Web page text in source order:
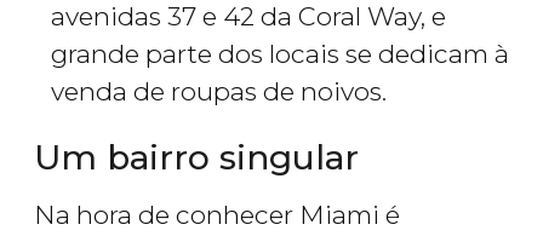
avenidas 37 e 42 da Coral Way, e
grande parte dos locais se dedicam à
venda de roupas de noivos.
Um bairro singular
Na hora de conhecer Miami é